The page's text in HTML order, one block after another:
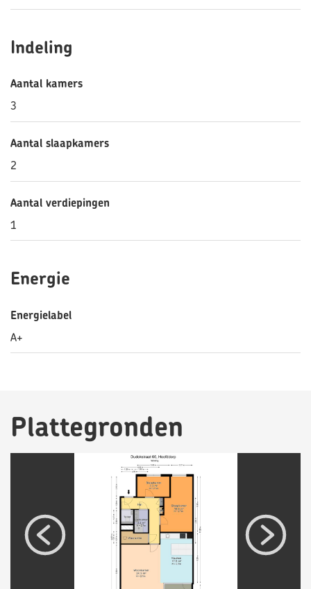
Indeling
Aantal kamers
3
Aantal slaapkamers
2
Aantal verdiepingen
1
Energie
Energielabel
A+
Plattegronden